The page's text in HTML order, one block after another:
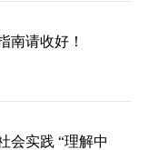
南请收好！
会实践 “理解中